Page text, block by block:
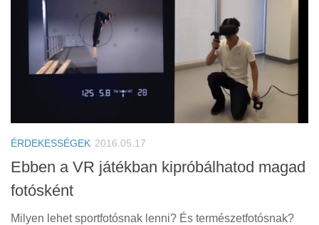
ÉRDEKESSÉGEK 2016.05.17
Ebben a VR játékban kipróbálhatod magad
fotósként
Milyen lehet sportfotósnak lenni? És természetfotósnak?